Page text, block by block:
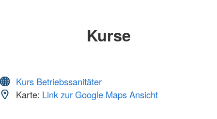
Kurse
Kurs Betriebssanitäter
Karte: Link zur Google Maps Ansicht